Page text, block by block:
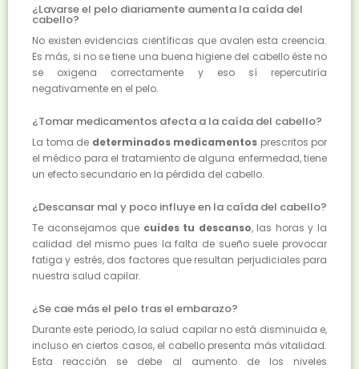
¿Lavarse el pelo diariamente aumenta la caída del
cabello?
No existen evidencias científicas que avalen esta creencia.
Es más, si no se tiene una buena higiene del cabello éste no
se oxigena correctamente y eso sí repercutiría
negativamente en el pelo.
¿Tomar medicamentos afecta a la caída del cabello?
La toma de determinados medicamentos prescritos por
el médico para el tratamiento de alguna enfermedad, tiene
un efecto secundario en la pérdida del cabello.
¿Descansar mal y poco influye en la caída del cabello?
Te aconsejamos que cuides tu descanso, las horas y la
calidad del mismo pues la falta de sueño suele provocar
fatiga y estrés, dos factores que resultan perjudiciales para
nuestra salud capilar.
¿Se cae más el pelo tras el embarazo?
Durante este periodo, la salud capilar no está disminuida e,
incluso en ciertos casos, el cabello presenta más vitalidad.
Esta reacción se debe al aumento de los niveles